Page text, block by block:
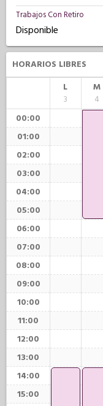
Trabajos Con Retiro
Disponible
HORARIOS LIBRES
L
3
M
4
00:00
01:00
02:00
03:00
04:00
05:00
06:00
07:00
08:00
09:00
10:00
11:00
12:00
13:00
14:00
15:00